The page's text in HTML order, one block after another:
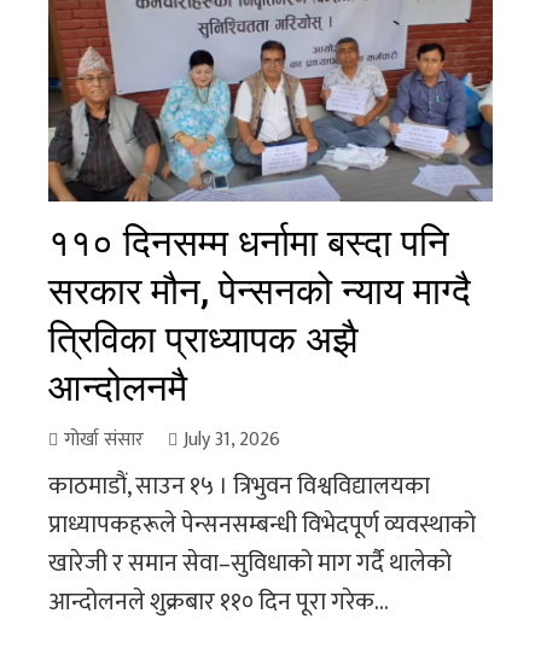
११० दिनसम्म धर्नामा बस्दा पनि
सरकार मौन, पेन्सनको न्याय माग्दै
त्रिविका प्राध्यापक अझै
आन्दोलनमै
गोर्खा संसार July 31, 2026
काठमाडौं, साउन १५ । त्रिभुवन विश्वविद्यालयका
प्राध्यापकहरूले पेन्सनसम्बन्धी विभेदपूर्ण व्यवस्थाको
खारेजी र समान सेवा–सुविधाको माग गर्दै थालेको
आन्दोलनले शुक्रबार ११० दिन पूरा गरेक...